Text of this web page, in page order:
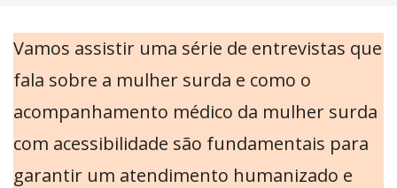
Vamos assistir uma série de entrevistas que
fala sobre a mulher surda e como o
acompanhamento médico da mulher surda
com acessibilidade são fundamentais para
garantir um atendimento humanizado e